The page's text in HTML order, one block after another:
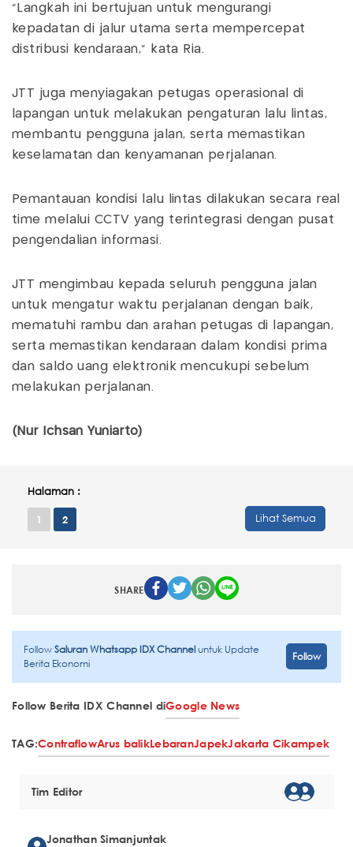
"Langkah ini bertujuan untuk mengurangi
kepadatan di jalur utama serta mempercepat
distribusi kendaraan," kata Ria.
JTT juga menyiagakan petugas operasional di
lapangan untuk melakukan pengaturan lalu lintas,
membantu pengguna jalan, serta memastikan
keselamatan dan kenyamanan perjalanan.
Pemantauan kondisi lalu lintas dilakukan secara real
time melalui CCTV yang terintegrasi dengan pusat
pengendalian informasi.
JTT mengimbau kepada seluruh pengguna jalan
untuk mengatur waktu perjalanan dengan baik,
mematuhi rambu dan arahan petugas di lapangan,
serta memastikan kendaraan dalam kondisi prima
dan saldo uang elektronik mencukupi sebelum
melakukan perjalanan.
(Nur Ichsan Yuniarto)
Halaman :
1 2 Lihat Semua
SHARE
FollowSaluran Whatsapp IDX Channeluntuk Update
Berita Ekonomi
Follow
Follow Berita IDX Channel diGoogle News
TAG:ContraflowArus balikLebaranJapekJakarta Cikampek
Tim Editor
Jonathan Simanjuntak